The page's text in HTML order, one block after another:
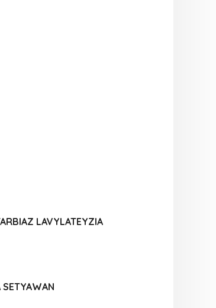
LAVYLATEYZIA
SETYAWAN